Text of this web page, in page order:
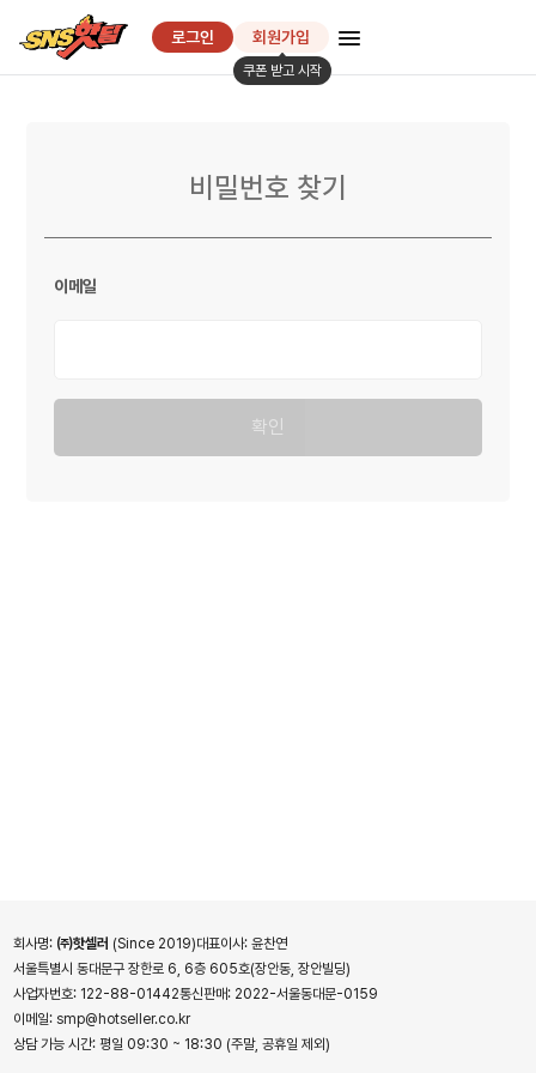
SNS핫딜
로그인 회원가입
쿠폰 받고 시작
비밀번호 찾기
이메일
확인
회사명: ㈜핫셀러 (Since 2019)대표이사:윤찬연
서울특별시 동대문구 장한로 6, 6층 605호(장안동, 장안빌딩)
사업자번호: 122-88-01442통신판매: 2022-서울동대문-0159
이메일:smp@hotseller.co.kr
상담 가능 시간:평일 09:30 ~ 18:30 (주말, 공휴일 제외)